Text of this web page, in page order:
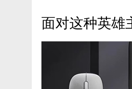
面对这种英雄